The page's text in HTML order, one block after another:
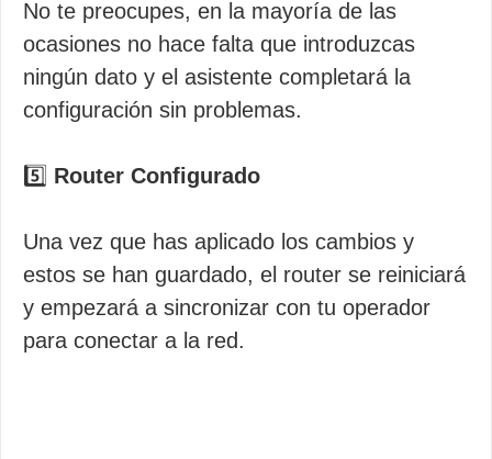
No te preocupes, en la mayoría de las
ocasiones no hace falta que introduzcas
ningún dato y el asistente completará la
configuración sin problemas.
5️⃣ Router Configurado
Una vez que has aplicado los cambios y
estos se han guardado, el router se reiniciará
y empezará a sincronizar con tu operador
para conectar a la red.